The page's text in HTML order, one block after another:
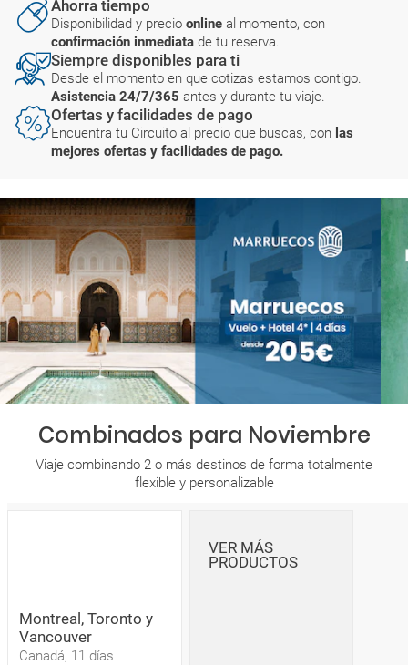
Ahorra tiempo
Disponibilidad y precio online al momento, con
confirmación inmediata de tu reserva.
Siempre disponibles para ti
Desde el momento en que cotizas estamos contigo.
Asistencia 24/7/365 antes y durante tu viaje.
Ofertas y facilidades de pago
Encuentra tu Circuito al precio que buscas, con las
mejores ofertas y facilidades de pago.
Combinados para Noviembre
Viaje combinando 2 o más destinos de forma totalmente
flexible y personalizable
Montreal, Toronto y
Vancouver
Canadá, 11 días
VER MÁS
PRODUCTOS